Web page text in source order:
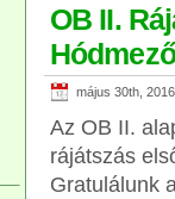
OB II.
május 30th, 2016
Az OB II.
rájátszás
Gratulálunk